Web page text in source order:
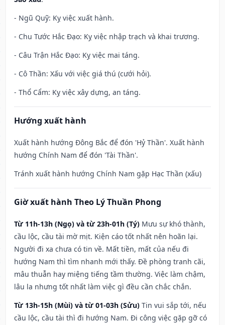
- Ngũ Quỹ: Kỵ việc xuất hành.
- Chu Tước Hắc Đạo: Kỵ việc nhập trạch và khai trương.
- Câu Trận Hắc Đạo: Kỵ việc mai táng.
- Cô Thần: Xấu với việc giá thú (cưới hỏi).
- Thổ Cẩm: Kỵ việc xây dựng, an táng.
Hướng xuất hành
Xuất hành hướng Đông Bắc để đón 'Hỷ Thần'. Xuất hành
hướng Chính Nam để đón 'Tài Thần'.
Tránh xuất hành hướng Chính Nam gặp Hạc Thần (xấu)
Giờ xuất hành Theo Lý Thuần Phong
Từ 11h-13h (Ngọ) và từ 23h-01h (Tý) Mưu sự khó thành,
cầu lộc, cầu tài mờ mịt. Kiện cáo tốt nhất nên hoãn lại.
Người đi xa chưa có tin về. Mất tiền, mất của nếu đi
hướng Nam thì tìm nhanh mới thấy. Đề phòng tranh cãi,
mâu thuẫn hay miệng tiếng tầm thường. Việc làm chậm,
lâu la nhưng tốt nhất làm việc gì đều cần chắc chắn.
Từ 13h-15h (Mùi) và từ 01-03h (Sửu) Tin vui sắp tới, nếu
cầu lộc, cầu tài thì đi hướng Nam. Đi công việc gặp gỡ có